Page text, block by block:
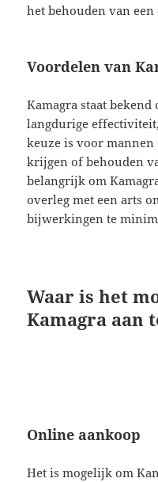
het behouden van een
Voordelen van
Kamagra staat
langdurige
keuze is voor
krijgen of behouden
belangrijk om
overleg met een arts
bijwerkingen te
Waar is het
Kamagra aan
Online aankoop
Het is mogelijk om